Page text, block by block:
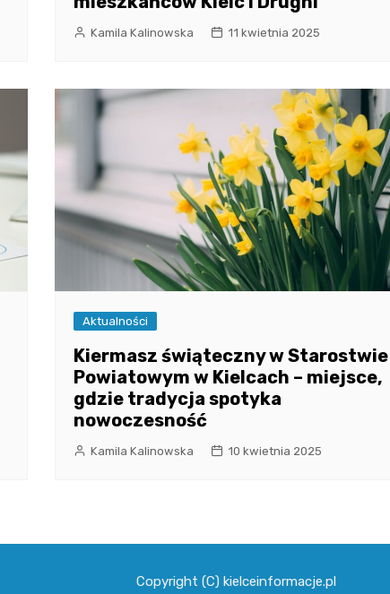
Kamila Kalinowska 11 kwietnia 2025
Aktualności
Kiermasz świąteczny w Starostwie
Powiatowym w Kielcach – miejsce,
gdzie tradycja spotyka
nowoczesność
Kamila Kalinowska 10 kwietnia 2025
Copyright (C) kielceinformacje.pl